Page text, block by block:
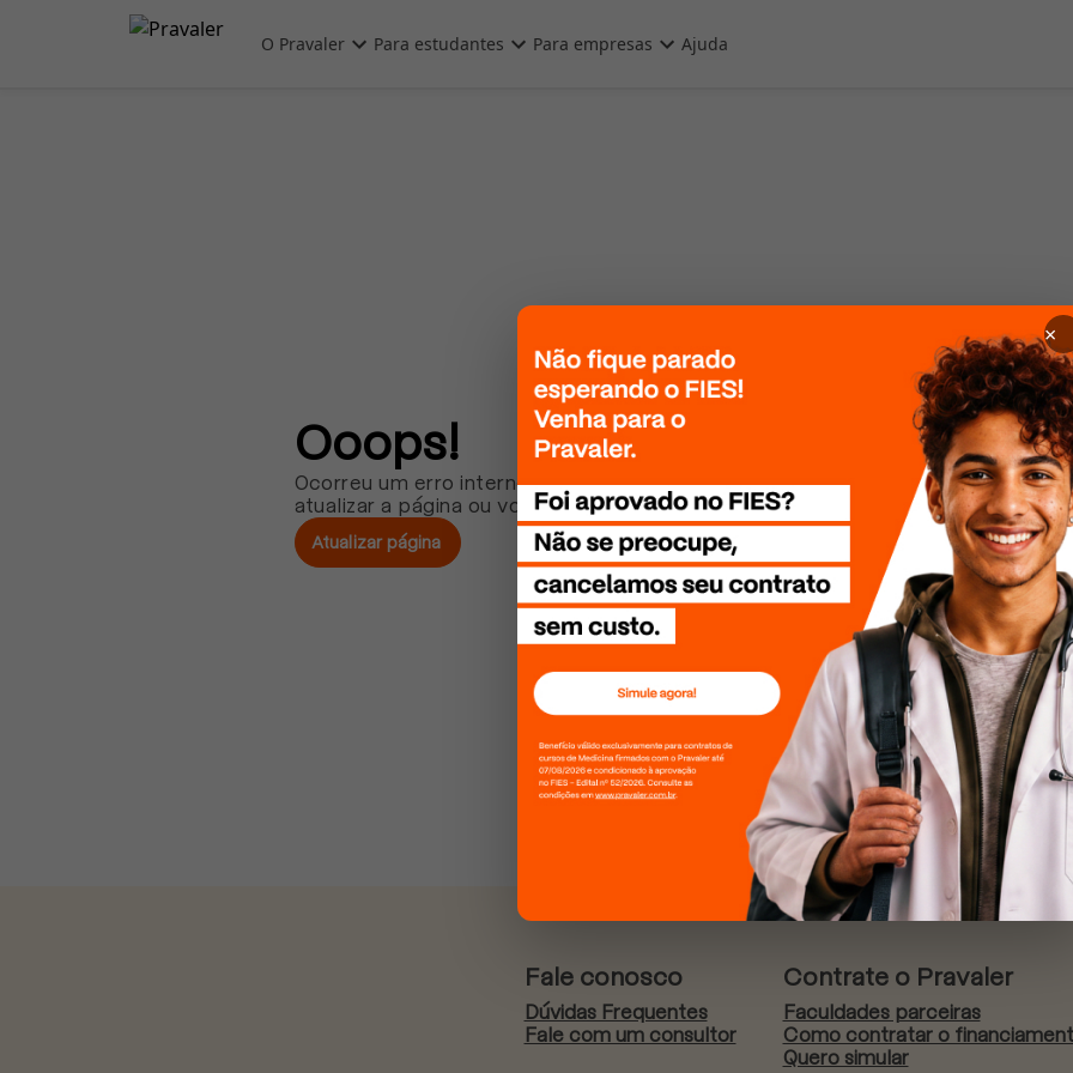
Pular para o conteúdo principal
O Pravaler Para estudantes Para empresas Ajuda
Ooops!
Ocorreu um erro interno. Por favor, tente
atualizar a página ou volte mais tarde!
Atualizar página
Fale conosco
Dúvidas Frequentes
Fale com um consultor
Contrate o Pravaler
Faculdades parceiras
Como contratar o
Quero simular
×